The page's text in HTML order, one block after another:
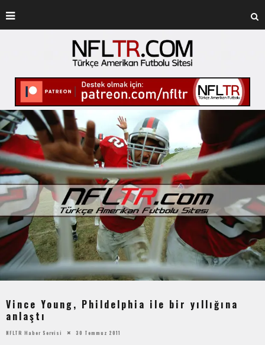
Vince Young, Phildelphia ile bir yıllığına
anlaştı
NFLTR Haber Servisi 30 Temmuz 2011